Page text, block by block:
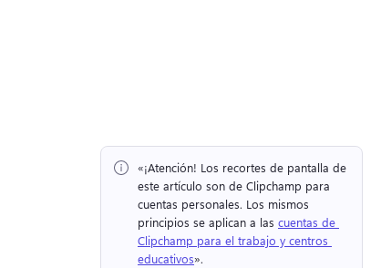
«¡Atención! Los recortes de pantalla de
este artículo son de Clipchamp para
cuentas personales. Los mismos
principios se aplican a las cuentas de
Clipchamp para el trabajo y centros
educativos».